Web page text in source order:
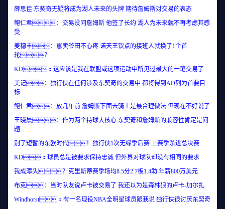
薛思佳:东契奇无疑将成为湖人未来的头牌 期待詹姆斯对交易的表态
鲍仁君：交易没问詹姆斯 他签了长约 湖人为未来就不再考虑其感
受
麦穗丰：崽卖爷田不心疼 诺天王钦点的接班人就换了1个首
轮？
KD：这应该是我在联盟或这项运动中所见过最大的一笔交易了
美记：独行侠在任何涉及东契奇的交易中 都将得到AD列为首要目
标
鲍仁君：放几年前 詹姆斯下面去骑士是最合理做法 但现在不好说了
王晓晨：作为两个持球大核心 东契奇和詹姆斯的兼容性肯定是问
题
别了短暂的东欧时代！独行侠1次无缘季后赛 上赛季杀进总决赛
KD：球员总是被要求保持忠诚 但外界对球队却没有相同的要求
我成添头？克里斯蒂赛季场均8.5分2.7板1.4助 年薪800万美元
布克：当时队友说卢卡被交易了 我还以为是森林狼的卢卡-加尔扎
Windhorst：有一名现役NBA全明星球员跟我说 独行侠很讨厌东契奇